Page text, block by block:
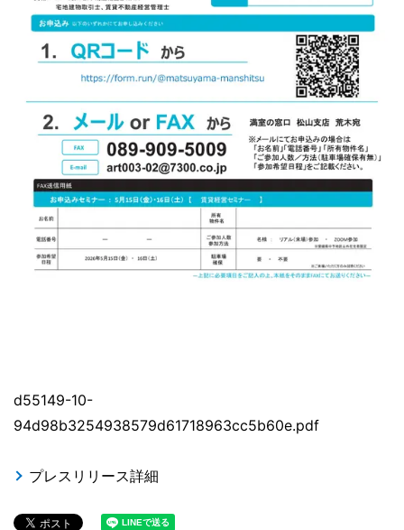
d55149-10-
94d98b3254938579d61718963cc5b60e.pdf
プレスリリース詳細